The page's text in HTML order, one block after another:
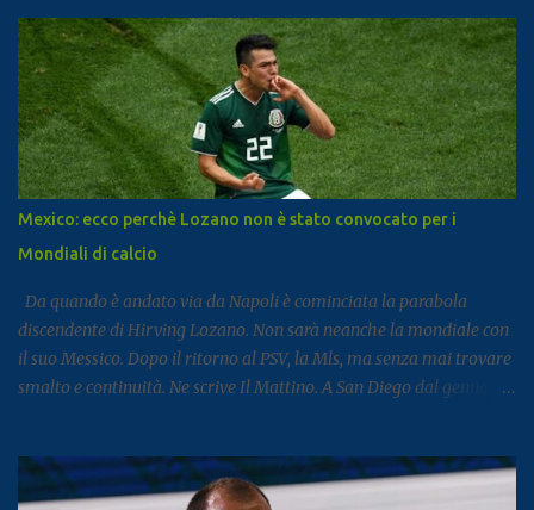
dedicato al turismo, pubblicato come di consueto con alcuni mesi
di ritardo ma utile per fotografare l’andamento complessivo del
comparto nella regione. Napoli e Sorrento trainano il settore: Tra
le principali destinazioni spicca Napoli, che con 3,8 milioni di
presenze si posiziona al dodicesimo posto tra le mete turistiche
italiane, risultando la città con il miglior risultato nel
Mezzogiorno. Subito dopo si colloca Sorrento, che ha registrato 2,8
milioni di presenze e continua a distinguersi anche per alcuni dati
particolari. Circa il 90% dei visitatori della località costiera
proviene infatt...
Mexico: ecco perchè Lozano non è stato convocato per i
Mondiali di calcio
Da quando è andato via da Napoli è cominciata la parabola
discendente di Hirving Lozano. Non sarà neanche la mondiale con
il suo Messico. Dopo il ritorno al PSV, la Mls, ma senza mai trovare
smalto e continuità. Ne scrive Il Mattino. A San Diego dal gennaio
all’anno ) fino almeno al 2028. L’impatto non era stato cattivo: 9
gol e 8 assist in 27 partite. Tutto è cambiato la scorsa estate,